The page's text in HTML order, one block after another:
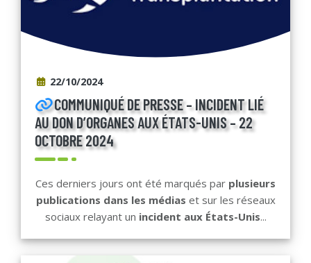
22/10/2024
COMMUNIQUÉ DE PRESSE – INCIDENT LIÉ
AU DON D’ORGANES AUX ÉTATS-UNIS – 22
OCTOBRE 2024
Ces derniers jours ont été marqués par plusieurs
publications dans les médias et sur les réseaux
sociaux relayant un incident aux États-Unis...